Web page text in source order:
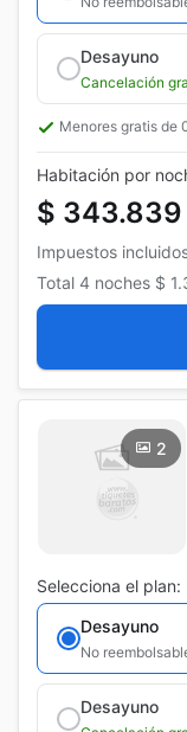
Desayuno
Cancelación
Menores gratis de
Habitación por
$ 343.839
Impuestos
Total 4 noches $
2
Selecciona el plan:
Desayuno
No
Desayuno